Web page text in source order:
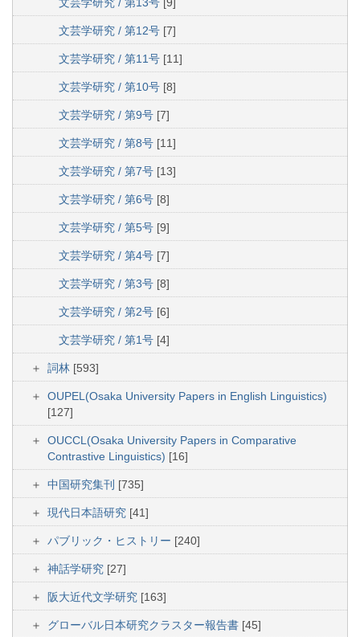
文芸学研究 / 第12号 [7]
文芸学研究 / 第11号 [11]
文芸学研究 / 第10号 [8]
文芸学研究 / 第9号 [7]
文芸学研究 / 第8号 [11]
文芸学研究 / 第7号 [13]
文芸学研究 / 第6号 [8]
文芸学研究 / 第5号 [9]
文芸学研究 / 第4号 [7]
文芸学研究 / 第3号 [8]
文芸学研究 / 第2号 [6]
文芸学研究 / 第1号 [4]
詞林 [593]
OUPEL(Osaka University Papers in English Linguistics)
[127]
OUCCL(Osaka University Papers in Comparative
Contrastive Linguistics) [16]
中国研究集刊 [735]
現代日本語研究 [41]
パブリック・ヒストリー [240]
神話学研究 [27]
阪大近代文学研究 [163]
グローバル日本研究クラスター報告書 [45]